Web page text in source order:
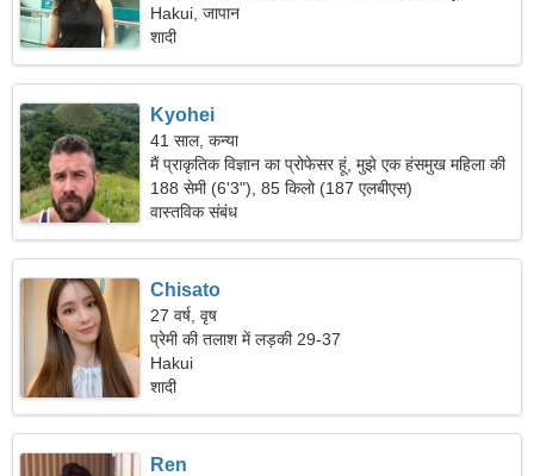
Hakui, जापान
शादी
Kyohei
41 साल, कन्या
मैं प्राकृतिक विज्ञान का प्रोफेसर हूं, मुझे एक हंसमुख महिला की
जरूरत है।
188 सेमी (6'3"), 85 किलो (187 एलबीएस)
वास्तविक संबंध
Chisato
27 वर्ष, वृष
प्रेमी की तलाश में लड़की 29-37
Hakui
शादी
Ren